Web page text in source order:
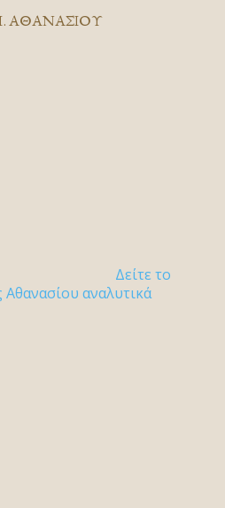
ΑΘΑΝΑΣΙΟΥ
Δείτε το
αναλυτικά